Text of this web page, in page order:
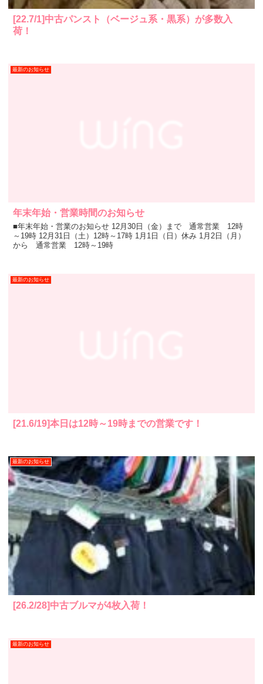
[22.7/1]中古パンスト（ベージュ系・黒系）が多数入
荷！
最新のお知らせ
年末年始・営業時間のお知らせ
■年末年始・営業のお知らせ 12月30日（金）まで 通常営業 12時
～19時 12月31日（土）12時～17時 1月1日（日）休み 1月2日（月）
から 通常営業 12時～19時
最新のお知らせ
[21.6/19]本日は12時～19時までの営業です！
最新のお知らせ
[26.2/28]中古ブルマが4枚入荷！
最新のお知らせ